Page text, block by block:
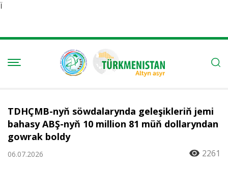
Ï
TDHÇMB-nyň söwdalarynda geleşikleriň jemi
bahasy ABŞ-nyň 10 million 81 müň dollaryndan
gowrak boldy
06.07.2026
2261